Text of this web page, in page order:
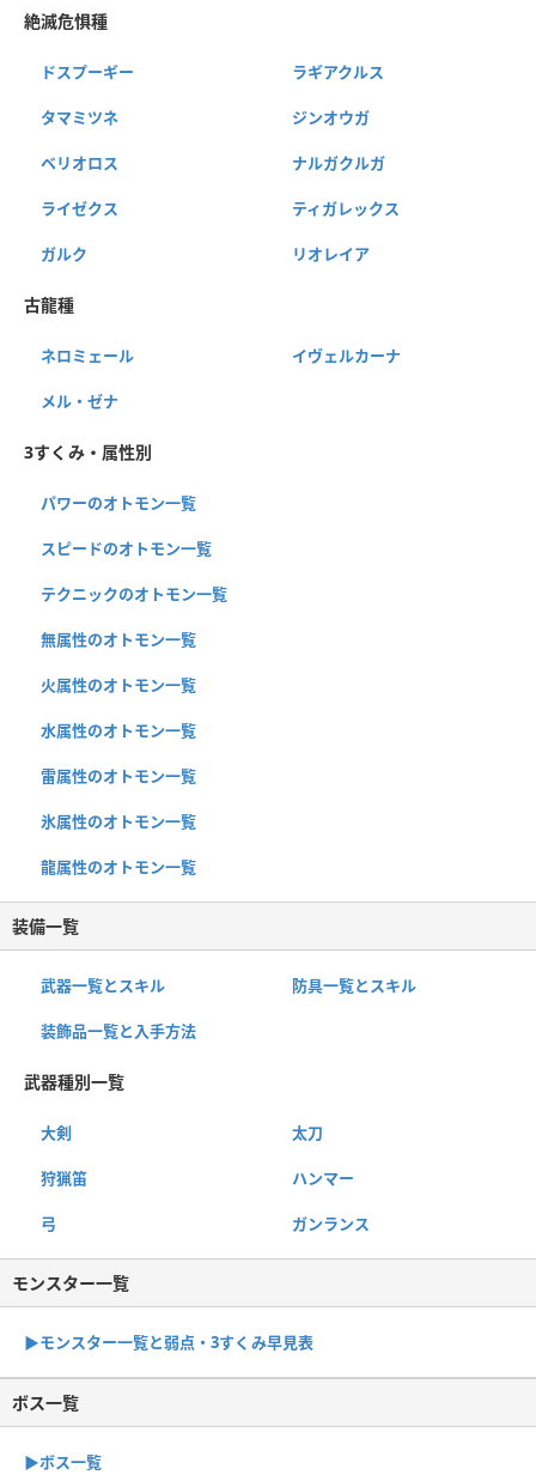
絶滅危惧種
ドスプーギー ラギアクルス
タマミツネ ジンオウガ
ベリオロス ナルガクルガ
ライゼクス ティガレックス
ガルク リオレイア
古龍種
ネロミェール イヴェルカーナ
メル・ゼナ
3すくみ・属性別
パワーのオトモン一覧
スピードのオトモン一覧
テクニックのオトモン一覧
無属性のオトモン一覧
火属性のオトモン一覧
水属性のオトモン一覧
雷属性のオトモン一覧
氷属性のオトモン一覧
龍属性のオトモン一覧
装備一覧
武器一覧とスキル 防具一覧とスキル
装飾品一覧と入手方法
武器種別一覧
大剣 太刀
狩猟笛 ハンマー
弓 ガンランス
モンスター一覧
▶︎モンスター一覧と弱点・3すくみ早見表
ボス一覧
▶︎ボス一覧